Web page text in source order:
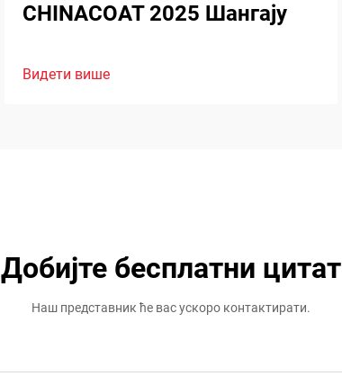
CHINACOAT 2025 Шангају
Видети више
Добијте бесплатни цитат
Наш представник ће вас ускоро контактирати.